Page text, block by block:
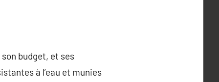
budget, et ses
à l’eau et munies